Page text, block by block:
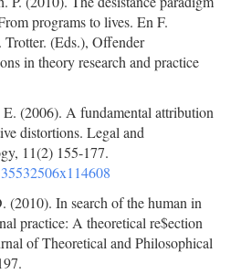
programs to lives. En F.
(Eds.), Offender
in theory research and practice
(2006). A fundamental attribution
distortions. Legal and
11(2) 155-177.
(2010). In search of the human in
practice: A theoretical re$ection
of Theoretical and Philosophical